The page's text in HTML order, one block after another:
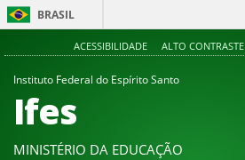
BRASIL
ACESSIBILIDADE ALTO CONTRASTE
Instituto Federal do Espírito Santo
Ifes
MINISTÉRIO DA EDUCAÇÃO